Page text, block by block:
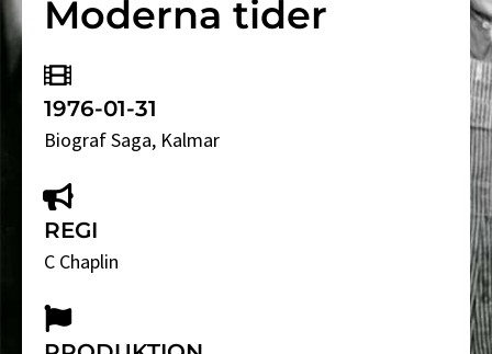
Moderna tider
1976-01-31
Biograf Saga, Kalmar
REGI
C Chaplin